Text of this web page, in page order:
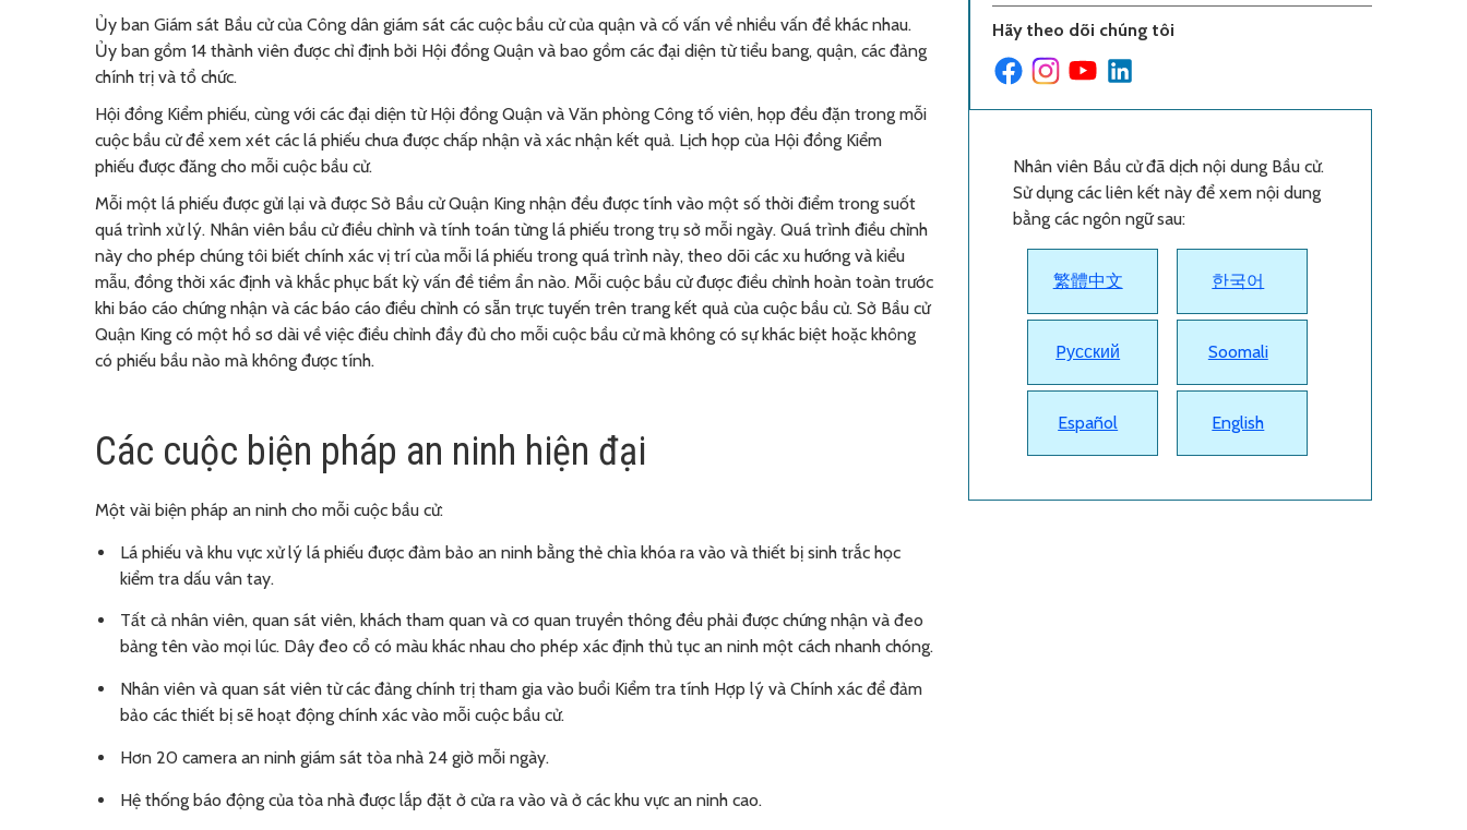
Ủy ban Giám sát Bầu cử của Công dân giám sát các cuộc bầu cử của quận và cố vấn về nhiều vấn đề khác nhau.
Ủy ban gồm 14 thành viên được chỉ định bởi Hội đồng Quận và bao gồm các đại diện từ tiểu bang, quận, các đảng
chính trị và tổ chức.
Hội đồng Kiểm phiếu, cùng với các đại diện từ Hội đồng Quận và Văn phòng Công tố viên, họp đều đặn trong mỗi
cuộc bầu cử để xem xét các lá phiếu chưa được chấp nhận và xác nhận kết quả. Lịch họp của Hội đồng Kiểm
phiếu được đăng cho mỗi cuộc bầu cử.
Mỗi một lá phiếu được gửi lại và được Sở Bầu cử Quận King nhận đều được tính vào một số thời điểm trong suốt
quá trình xử lý. Nhân viên bầu cử điều chỉnh và tính toán từng lá phiếu trong trụ sở mỗi ngày. Quá trình điều chỉnh
này cho phép chúng tôi biết chính xác vị trí của mỗi lá phiếu trong quá trình này, theo dõi các xu hướng và kiểu
mẫu, đồng thời xác định và khắc phục bất kỳ vấn đề tiềm ẩn nào. Mỗi cuộc bầu cử được điều chỉnh hoàn toàn trước
khi báo cáo chứng nhận và các báo cáo điều chỉnh có sẵn trực tuyến trên trang kết quả của cuộc bầu cử. Sở Bầu cử
Quận King có một hồ sơ dài về việc điều chỉnh đầy đủ cho mỗi cuộc bầu cử mà không có sự khác biệt hoặc không
có phiếu bầu nào mà không được tính.
Các cuộc biện pháp an ninh hiện đại
Một vài biện pháp an ninh cho mỗi cuộc bầu cử:
Lá phiếu và khu vực xử lý lá phiếu được đảm bảo an ninh bằng thẻ chìa khóa ra vào và thiết bị sinh trắc học
kiểm tra dấu vân tay.
Tất cả nhân viên, quan sát viên, khách tham quan và cơ quan truyền thông đều phải được chứng nhận và đeo
bảng tên vào mọi lúc. Dây đeo cổ có màu khác nhau cho phép xác định thủ tục an ninh một cách nhanh chóng.
Nhân viên và quan sát viên từ các đảng chính trị tham gia vào buổi Kiểm tra tính Hợp lý và Chính xác để đảm
bảo các thiết bị sẽ hoạt động chính xác vào mỗi cuộc bầu cử.
Hơn 20 camera an ninh giám sát tòa nhà 24 giờ mỗi ngày.
Hệ thống báo động của tòa nhà được lắp đặt ở cửa ra vào và ở các khu vực an ninh cao.
Hãy theo dõi chúng tôi
Nhân viên Bầu cử đã dịch nội dung Bầu cử.
Sử dụng các liên kết này để xem nội dung
bằng các ngôn ngữ sau:
繁體中文 한국어
Pусский Soomali
Español English